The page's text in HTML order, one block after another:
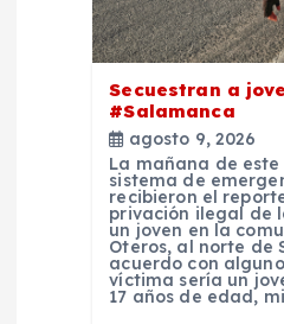
Secuestran a
#Salamanca
agosto 9, 2026
La mañana de
sistema de
recibieron el
privación ilegal de
un joven en la
Oteros, al norte de
acuerdo con
víctima sería un
17 años de edad,